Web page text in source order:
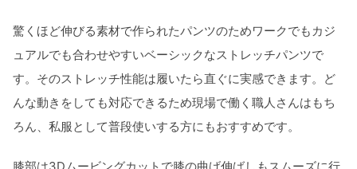
驚くほど伸びる素材で作られたパンツのためワークでもカジ
ュアルでも合わせやすいベーシックなストレッチパンツで
す。そのストレッチ性能は履いたら直ぐに実感できます。ど
んな動きをしても対応できるため現場で働く職人さんはもち
ろん、私服として普段使いする方にもおすすめです。
膝部は3Dムービングカットで膝の曲げ伸ばしもスムーズに行